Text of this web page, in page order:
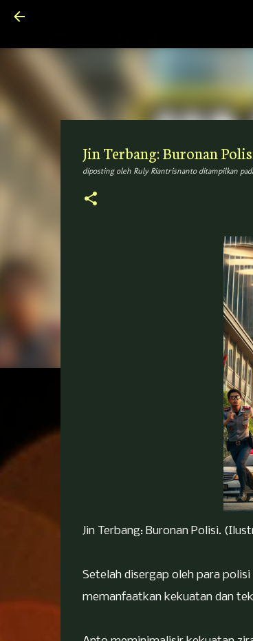
Jin Terbang: Buronan
diposting oleh Ruly Riantrisnanto ditampilkan
Jin Terbang: Buronan Polisi.
Setelah disergap oleh para
memanfaatkan kekuatan dan